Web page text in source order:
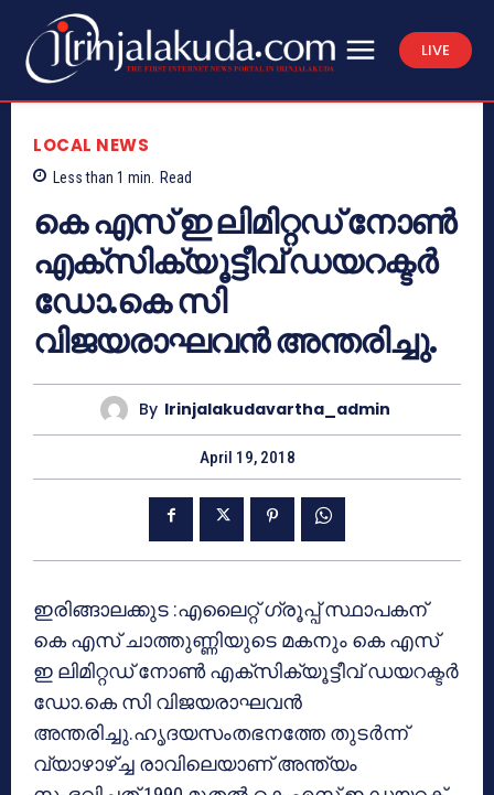
LIVE
LOCAL NEWS
Less than 1 min. Read
കെ എസ് ഇ ലിമിറ്റഡ് നോണ്‍
എക്‌സിക്യൂട്ടീവ് ഡയറക്ടര്‍
ഡോ.കെ സി
വിജയരാഘവന്‍ അന്തരിച്ചു.
By Irinjalakudavartha_admin
April 19, 2018
ഇരിങ്ങാലക്കുട :എലൈറ്റ് ഗ്രൂപ്പ് സ്ഥാപകന്
കെ എസ് ചാത്തുണ്ണിയുടെ മകനും കെ എസ്
ഇ ലിമിറ്റഡ് നോണ്‍ എക്‌സിക്യൂട്ടീവ് ഡയറക്ടര്‍
ഡോ.കെ സി വിജയരാഘവന്‍
അന്തരിച്ചു.ഹൃദയസംതഭനത്തേ തുടര്‍ന്ന്
വ്യാഴാഴ്ച്ച രാവിലെയാണ് അന്ത്യം